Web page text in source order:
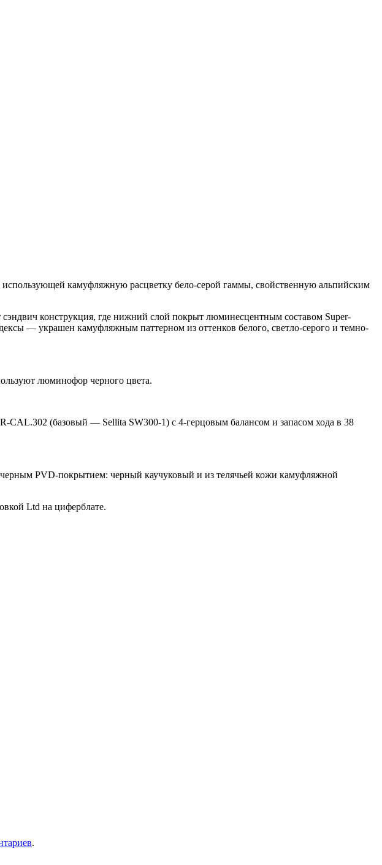
камуфляжную расцветку бело-серой гаммы, свойственную альпийским
конструкция, где нижний слой покрыт люминесцентным составом Super-
— украшен камуфляжным паттерном из оттенков белого, светло-серого и темно-
люминофор черного цвета.
CAL.302 (базовый — Sellita SW300-1) с 4-герцовым балансом и запасом хода в 38
PVD-покрытием: черный каучуковый и из телячьей кожи камуфляжной
Ltd на циферблате.
.